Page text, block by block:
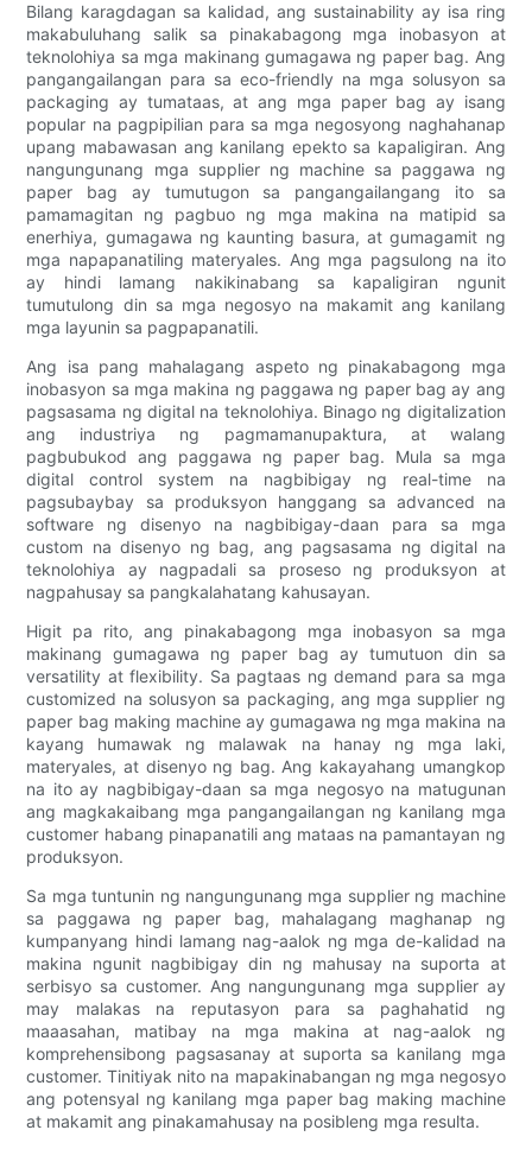
Bilang karagdagan sa kalidad, ang sustainability ay isa ring
makabuluhang salik sa pinakabagong mga inobasyon at
teknolohiya sa mga makinang gumagawa ng paper bag. Ang
pangangailangan para sa eco-friendly na mga solusyon sa
packaging ay tumataas, at ang mga paper bag ay isang
popular na pagpipilian para sa mga negosyong naghahanap
upang mabawasan ang kanilang epekto sa kapaligiran. Ang
nangungunang mga supplier ng machine sa paggawa ng
paper bag ay tumutugon sa pangangailangang ito sa
pamamagitan ng pagbuo ng mga makina na matipid sa
enerhiya, gumagawa ng kaunting basura, at gumagamit ng
mga napapanatiling materyales. Ang mga pagsulong na ito
ay hindi lamang nakikinabang sa kapaligiran ngunit
tumutulong din sa mga negosyo na makamit ang kanilang
mga layunin sa pagpapanatili.
Ang isa pang mahalagang aspeto ng pinakabagong mga
inobasyon sa mga makina ng paggawa ng paper bag ay ang
pagsasama ng digital na teknolohiya. Binago ng digitalization
ang industriya ng pagmamanupaktura, at walang
pagbubukod ang paggawa ng paper bag. Mula sa mga
digital control system na nagbibigay ng real-time na
pagsubaybay sa produksyon hanggang sa advanced na
software ng disenyo na nagbibigay-daan para sa mga
custom na disenyo ng bag, ang pagsasama ng digital na
teknolohiya ay nagpadali sa proseso ng produksyon at
nagpahusay sa pangkalahatang kahusayan.
Higit pa rito, ang pinakabagong mga inobasyon sa mga
makinang gumagawa ng paper bag ay tumutuon din sa
versatility at flexibility. Sa pagtaas ng demand para sa mga
customized na solusyon sa packaging, ang mga supplier ng
paper bag making machine ay gumagawa ng mga makina na
kayang humawak ng malawak na hanay ng mga laki,
materyales, at disenyo ng bag. Ang kakayahang umangkop
na ito ay nagbibigay-daan sa mga negosyo na matugunan
ang magkakaibang mga pangangailangan ng kanilang mga
customer habang pinapanatili ang mataas na pamantayan ng
produksyon.
Sa mga tuntunin ng nangungunang mga supplier ng machine
sa paggawa ng paper bag, mahalagang maghanap ng
kumpanyang hindi lamang nag-aalok ng mga de-kalidad na
makina ngunit nagbibigay din ng mahusay na suporta at
serbisyo sa customer. Ang nangungunang mga supplier ay
may malakas na reputasyon para sa paghahatid ng
maaasahan, matibay na mga makina at nag-aalok ng
komprehensibong pagsasanay at suporta sa kanilang mga
customer. Tinitiyak nito na mapakinabangan ng mga negosyo
ang potensyal ng kanilang mga paper bag making machine
at makamit ang pinakamahusay na posibleng mga resulta.